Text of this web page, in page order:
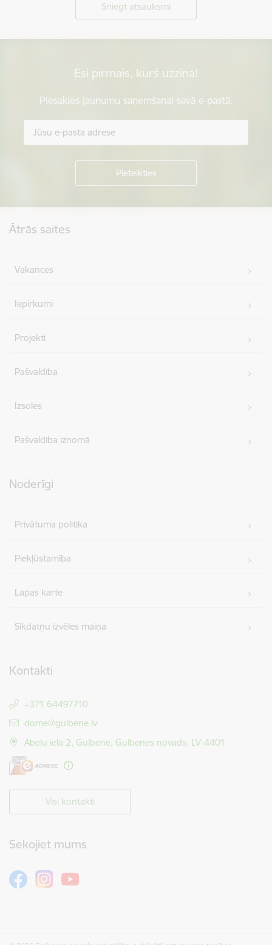
Sniegt atsauksmi
Esi pirmais, kurš uzzina!
Piesakies jaunumu saņemšanai savā e-pastā.
Ātrās saites
Vakances
Iepirkumi
Projekti
Pašvaldība
Izsoles
Pašvaldība iznomā
Noderīgi
Privātuma politika
Piekļūstamība
Lapas karte
Sīkdatņu izvēles maiņa
Kontakti
+371 64497710
E-pasts:
dome@gulbene.lv
Ābeļu iela 2, Gulbene, Gulbenes novads, LV-4401
Visi kontakti
Sekojiet mums